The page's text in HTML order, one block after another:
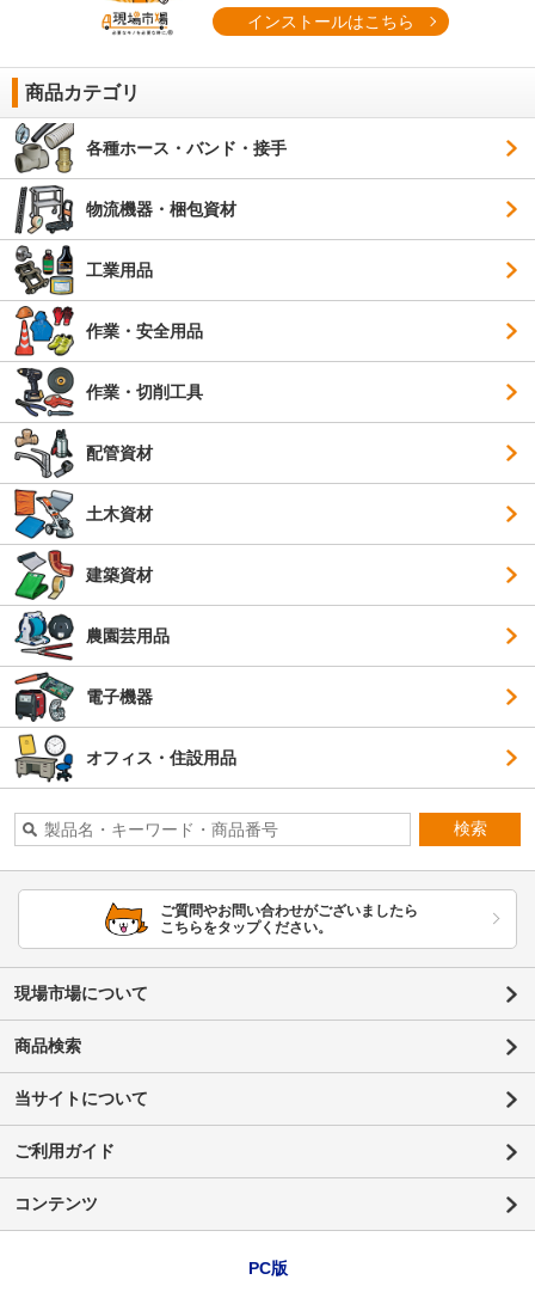
インストールはこちら
商品カテゴリ
各種ホース・バンド・接手
物流機器・梱包資材
工業用品
作業・安全用品
作業・切削工具
配管資材
土木資材
建築資材
農園芸用品
電子機器
オフィス・住設用品
検索
ご質問やお問い合わせがございましたら
こちらをタップください。
現場市場について
商品検索
当サイトについて
ご利用ガイド
コンテンツ
PC版